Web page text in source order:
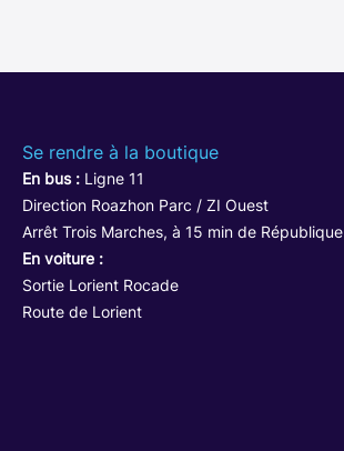
Se rendre à la boutique
En bus :Ligne 11
Direction Roazhon Parc / ZI Ouest
Arrêt Trois Marches, à 15 min de République
En voiture :
Sortie Lorient Rocade
Route de Lorient